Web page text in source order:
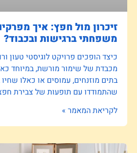
זיכרון מול חפץ: איך
משפחתי ברגישות ובכבוד?
כיצד הופכים פרויקט לוגיסטי טעון
מכבדת של שימור מורשת, במיוחד
בתים מוזנחים, עמוסים או כאלו
שהתמודדו עם תופעות של צבירת
לקריאת המאמר »